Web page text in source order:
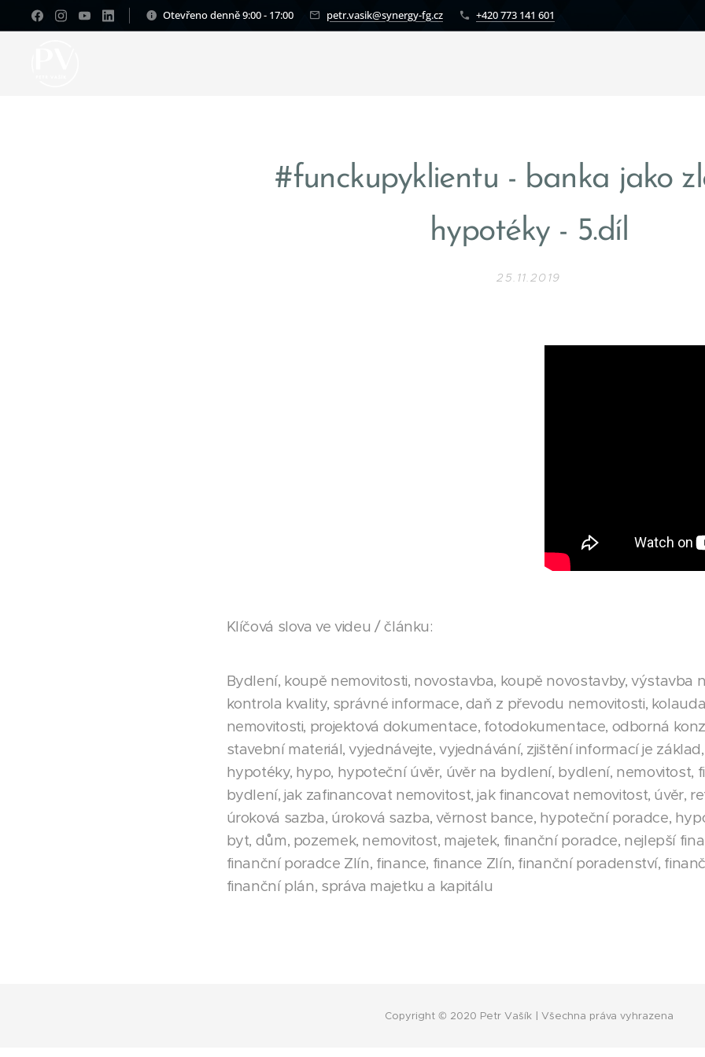
Otevřeno denně 9:00 - 17:00 petr.vasik@synergy-fg.cz +420 773 141 601
#funckupyklientu - banka jako
hypotéky - 5.díl
25.11.2019
Klíčová slova ve videu / článku:
Bydlení, koupě nemovitosti, novostavba, koupě novostavby, výstavba
kontrola kvality, správné informace, daň z převodu nemovitosti,
nemovitosti, projektová dokumentace, fotodokumentace, odborná
stavební materiál, vyjednávejte, vyjednávání, zjištění informací je
hypotéky, hypo, hypoteční úvěr, úvěr na bydlení, bydlení, nemovitost,
bydlení, jak zafinancovat nemovitost, jak financovat nemovitost, úvěr,
úroková sazba, úroková sazba, věrnost bance, hypoteční poradce,
byt, dům, pozemek, nemovitost, majetek, finanční poradce, nejlepší
finanční poradce Zlín, finance, finance Zlín, finanční poradenství,
finanční plán, správa majetku a kapitálu
Copyright © 2020 Petr Vašík | Všechna práva vyhrazena